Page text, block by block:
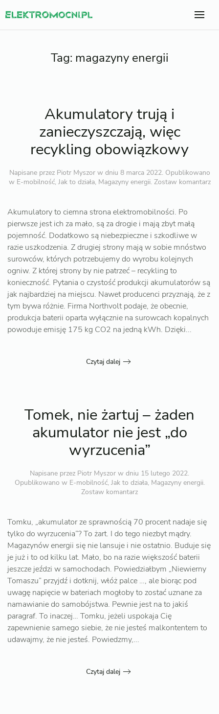
Tag: magazyny energii
Akumulatory trują i
zanieczyszczają, więc
recykling obowiązkowy
Napisane przez Piotr Myszorw dniu 8 marca 2022. Opublikowano
w E-mobilność, Jak to działa, Magazyny energii. Zostaw komantarz
Akumulatory to ciemna strona elektromobilności. Po
pierwsze jest ich za mało, są za drogie i mają zbyt małą
pojemność. Dodatkowo są niebezpieczne i szkodliwe w
razie uszkodzenia. Z drugiej strony mają w sobie mnóstwo
surowców, których potrzebujemy do wyrobu kolejnych
ogniw. Z której strony by nie patrzeć – recykling to
konieczność. Pytania o czystość produkcji akumulatorów są
jak najbardziej na miejscu. Nawet producenci przyznają, że z
tym bywa różnie. Firma Northvolt podaje, że obecnie,
produkcja baterii oparta wyłącznie na surowcach kopalnych
powoduje emisję 175 kg CO2 na jedną kWh. Dzięki...
Czytaj dalej
Tomek, nie żartuj – żaden
akumulator nie jest „do
wyrzucenia”
Napisane przez Piotr Myszor w dniu 15 lutego 2022.
Opublikowano w E-mobilność, Jak to działa, Magazyny energii.
Zostaw komantarz
Tomku, „akumulator ze sprawnością 70 procent nadaje się
tylko do wyrzucenia”? To żart. I do tego niezbyt mądry.
Magazynów energii się nie lansuje i nie ostatnio. Buduje się
je już i to od kilku lat. Mało, bo na razie większość baterii
jeszcze jeździ w samochodach. Powiedziałbym „Niewierny
Tomaszu” przyjdź i dotknij, włóż palce …, ale biorąc pod
uwagę napięcie w bateriach mogłoby to zostać uznane za
namawianie do samobójstwa. Pewnie jest na to jakiś
paragraf. To inaczej… Tomku, jeżeli uspokaja Cię
zapewnienie samego siebie, że nie jesteś malkontentem to
udawajmy, że nie jesteś. Powiedzmy,...
Czytaj dalej